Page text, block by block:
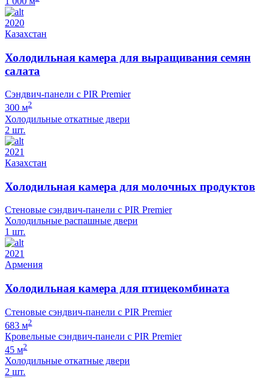
2020
Казахстан
Холодильная камера для выращивания семян
салата
Сэндвич-панели с PIR Premier
300 м2
Холодильные откатные двери
2 шт.
2021
Казахстан
Холодильная камера для молочных продуктов
Стеновые сэндвич-панели с PIR Premier
Холодильные распашные двери
1 шт.
2021
Армения
Холодильная камера для птицекомбината
Стеновые сэндвич-панели с PIR Premier
683 м2
Кровельные сэндвич-панели с PIR Premier
45 м2
Холодильные откатные двери
2 шт.